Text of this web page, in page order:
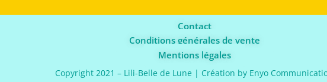
Contact
Conditions générales de vente
Mentions légales
Copyright 2021 – Lili-Belle de Lune | Création by Enyo